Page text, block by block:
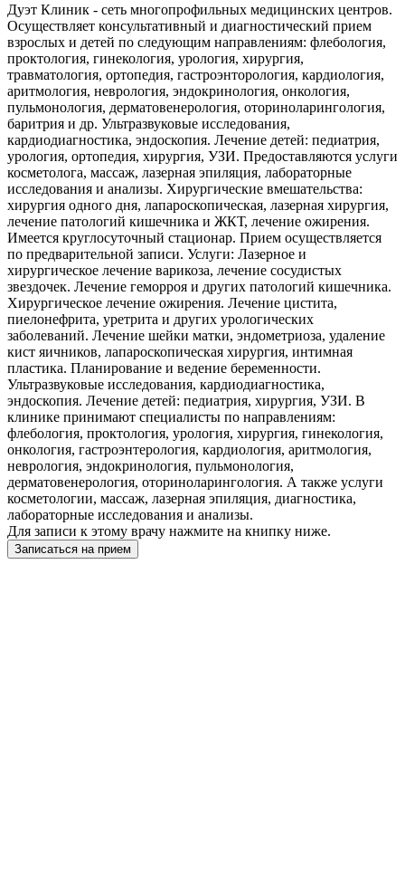
Дуэт Клиник - сеть многопрофильных медицинских центров.
Осуществляет консультативный и диагностический прием
взрослых и детей по следующим направлениям: флебология,
проктология, гинекология, урология, хирургия,
травматология, ортопедия, гастроэнторология, кардиология,
аритмология, неврология, эндокринология, онкология,
пульмонология, дерматовенерология, оториноларингология,
баритрия и др. Ультразвуковые исследования,
кардиодиагностика, эндоскопия. Лечение детей: педиатрия,
урология, ортопедия, хирургия, УЗИ. Предоставляются услуги
косметолога, массаж, лазерная эпиляция, лабораторные
исследования и анализы. Хирургические вмешательства:
хирургия одного дня, лапароскопическая, лазерная хирургия,
лечение патологий кишечника и ЖКТ, лечение ожирения.
Имеется круглосуточный стационар. Прием осуществляется
по предварительной записи. Услуги: Лазерное и
хирургическое лечение варикоза, лечение сосудистых
звездочек. Лечение геморроя и других патологий кишечника.
Хирургическое лечение ожирения. Лечение цистита,
пиелонефрита, уретрита и других урологических
заболеваний. Лечение шейки матки, эндометриоза, удаление
кист яичников, лапароскопическая хирургия, интимная
пластика. Планирование и ведение беременности.
Ультразвуковые исследования, кардиодиагностика,
эндоскопия. Лечение детей: педиатрия, хирургия, УЗИ. В
клинике принимают специалисты по направлениям:
флебология, проктология, урология, хирургия, гинекология,
онкология, гастроэнтерология, кардиология, аритмология,
неврология, эндокринология, пульмонология,
дерматовенерология, оториноларингология. А также услуги
косметологии, массаж, лазерная эпиляция, диагностика,
лабораторные исследования и анализы.
Для записи к этому врачу нажмите на книпку ниже.
Записаться на прием